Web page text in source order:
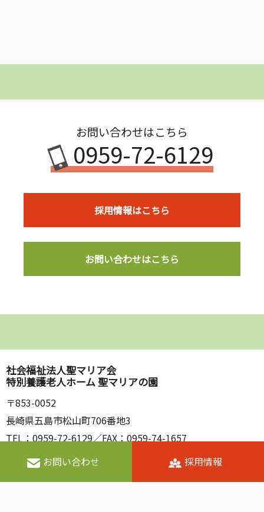
お問い合わせ 採用情報
お問い合わせはこちら
0959-72-6129
採用情報はこちら
お問い合わせはこちら
社会福祉法人聖マリア会
特別養護老人ホーム 聖マリアの園
〒853-0052
長崎県五島市松山町706番地3
TEL：0959-72-6129／FAX：0959-74-1657
Copyright © 社会福祉法人 聖マリア会 特別養護老人ホーム 聖マリ
アの園 All Rights Reserved.